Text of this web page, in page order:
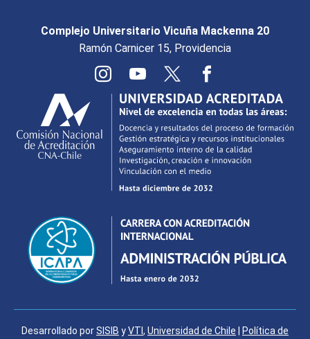
Complejo Universitario Vicuña Mackenna 20
Ramón Carnicer 15, Providencia
Desarrollado porSISIB yVTI , Universidad de Chile Política de